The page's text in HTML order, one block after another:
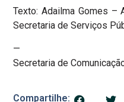
Texto: Adailma Gomes –
Secretaria de Serviços
—
Secretaria de
Compartilhe: